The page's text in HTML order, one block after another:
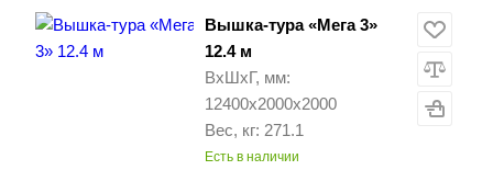
Вышка-тура «Мега 3»
12.4 м
ВхШхГ, мм:
12400х2000х2000
Вес, кг: 271.1
Есть в наличии